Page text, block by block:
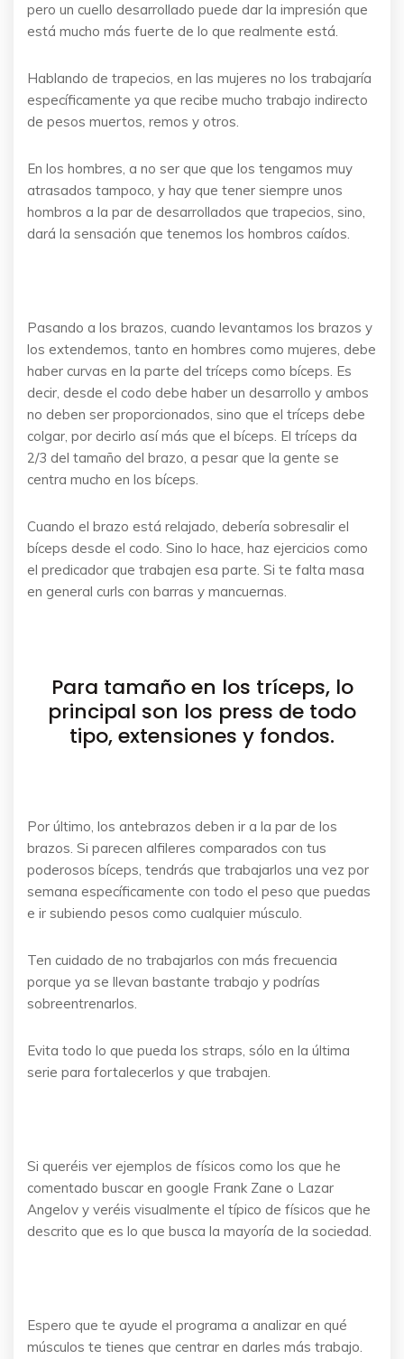
pero un cuello desarrollado puede dar la impresión que
está mucho más fuerte de lo que realmente está.
Hablando de trapecios, en las mujeres no los trabajaría
específicamente ya que recibe mucho trabajo indirecto
de pesos muertos, remos y otros.
En los hombres, a no ser que que los tengamos muy
atrasados tampoco, y hay que tener siempre unos
hombros a la par de desarrollados que trapecios, sino,
dará la sensación que tenemos los hombros caídos.
Pasando a los brazos, cuando levantamos los brazos y
los extendemos, tanto en hombres como mujeres, debe
haber curvas en la parte del tríceps como bíceps. Es
decir, desde el codo debe haber un desarrollo y ambos
no deben ser proporcionados, sino que el tríceps debe
colgar, por decirlo así más que el bíceps. El tríceps da
2/3 del tamaño del brazo, a pesar que la gente se
centra mucho en los bíceps.
Cuando el brazo está relajado, debería sobresalir el
bíceps desde el codo. Sino lo hace, haz ejercicios como
el predicador que trabajen esa parte. Si te falta masa
en general curls con barras y mancuernas.
Para tamaño en los tríceps, lo
principal son los press de todo
tipo, extensiones y fondos.
Por último, los antebrazos deben ir a la par de los
brazos. Si parecen alfileres comparados con tus
poderosos bíceps, tendrás que trabajarlos una vez por
semana específicamente con todo el peso que puedas
e ir subiendo pesos como cualquier músculo.
Ten cuidado de no trabajarlos con más frecuencia
porque ya se llevan bastante trabajo y podrías
sobreentrenarlos.
Evita todo lo que pueda los straps, sólo en la última
serie para fortalecerlos y que trabajen.
Si queréis ver ejemplos de físicos como los que he
comentado buscar en google Frank Zane o Lazar
Angelov y veréis visualmente el típico de físicos que he
descrito que es lo que busca la mayoría de la sociedad.
Espero que te ayude el programa a analizar en qué
músculos te tienes que centrar en darles más trabajo.